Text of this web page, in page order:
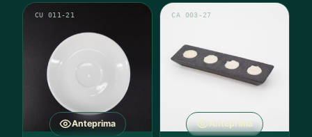
Anteprima
CU 011-21
Anteprima
CA 003-27